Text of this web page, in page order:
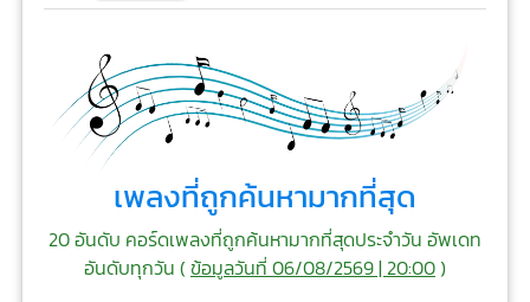
เพลงที่ถูกค้นหามากที่สุด
20 อันดับ คอร์ดเพลงที่ถูกค้นหามากที่สุดประจำวัน อัพเดท
อันดับทุกวัน (ข้อมูลวันที่ 06/08/2569 | 20:00)